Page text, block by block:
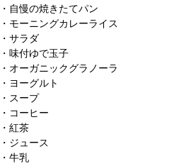
・自慢の焼きたてパン
・モーニングカレーライス
・サラダ
・味付ゆで玉子
・オーガニックグラノーラ
・ヨーグルト
・スープ
・コーヒー
・紅茶
・ジュース
・牛乳